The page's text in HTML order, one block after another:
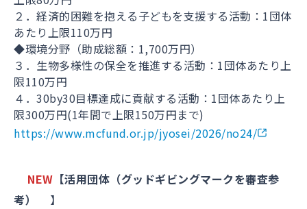
２．経済的困難を抱える子どもを支援する活動：1団体
あたり上限110万円
◆環境分野（助成総額：1,700万円）
３．生物多様性の保全を推進する活動：1団体あたり上
限110万円
４．30by30目標達成に貢献する活動：1団体あたり上
限300万円(1年間で上限150万円まで)
https://www.mcfund.or.jp/jyosei/2026/no24/
NEW 【活用団体（グッドギビングマークを審査参
考）
】